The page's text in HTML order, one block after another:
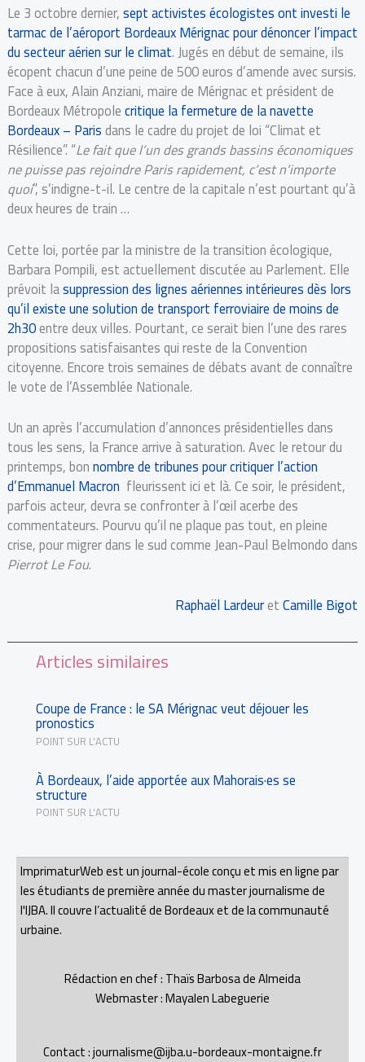
Le 3 octobre dernier,sept activistes écologistes ont investi le
tarmac de l’aéroport Bordeaux Mérignac pour dénoncer l’impact
du secteur aérien sur le climat. Jugés en début de semaine, ils
écopent chacun d’une peine de 500 euros d’amende avec sursis.
Face à eux, Alain Anziani, maire de Mérignac et président de
Bordeaux Métropolecritique la fermeture de la navette
Bordeaux – Parisdans le cadre du projet de loi “Climat et
Résilience”. “Le fait que l’un des grands bassins économiques
ne puisse pas rejoindre Paris rapidement, c’est n’importe
quoi”, s’indigne-t-il. Le centre de la capitale n’est pourtant qu’à
deux heures de train …
Cette loi, portée par la ministre de la transition écologique,
Barbara Pompili, est actuellement discutée au Parlement. Elle
prévoit lasuppression des lignes aériennes intérieures dès lors
qu’il existe une solution de transport ferroviaire de moins de
2h30entre deux villes. Pourtant, ce serait bien l’une des rares
propositions satisfaisantes qui reste de la Convention
citoyenne. Encore trois semaines de débats avant de connaître
le vote de l’Assemblée Nationale.
Un an après l’accumulation d’annonces présidentielles dans
tous les sens, la France arrive à saturation. Avec le retour du
printemps, bonnombre de tribunes pour critiquer l’action
d’Emmanuel Macron fleurissent ici et là. Ce soir, le président,
parfois acteur, devra se confronter à l’œil acerbe des
commentateurs. Pourvu qu’il ne plaque pas tout, en pleine
crise, pour migrer dans le sud comme Jean-Paul Belmondo dans
Pierrot Le Fou.
Raphaël LardeuretCamille Bigot
Articles similaires
Coupe de France : le SA Mérignac veut déjouer les
pronostics
POINT SUR L'ACTU
À Bordeaux, l’aide apportée aux Mahorais·es se
structure
POINT SUR L'ACTU
ImprimaturWeb est un journal-école conçu et mis en ligne par
les étudiants de première année du master journalisme de
l'IJBA. Il couvre l’actualité de Bordeaux et de la communauté
urbaine.
Rédaction en chef : Thaïs Barbosa de Almeida
Webmaster : Mayalen Labeguerie
Contact : journalisme@ijba.u-bordeaux-montaigne.fr